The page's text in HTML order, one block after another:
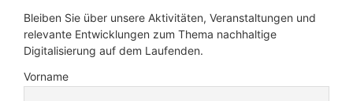
Bleiben Sie über unsere Aktivitäten, Veranstaltungen und
relevante Entwicklungen zum Thema nachhaltige
Digitalisierung auf dem Laufenden.
Vorname